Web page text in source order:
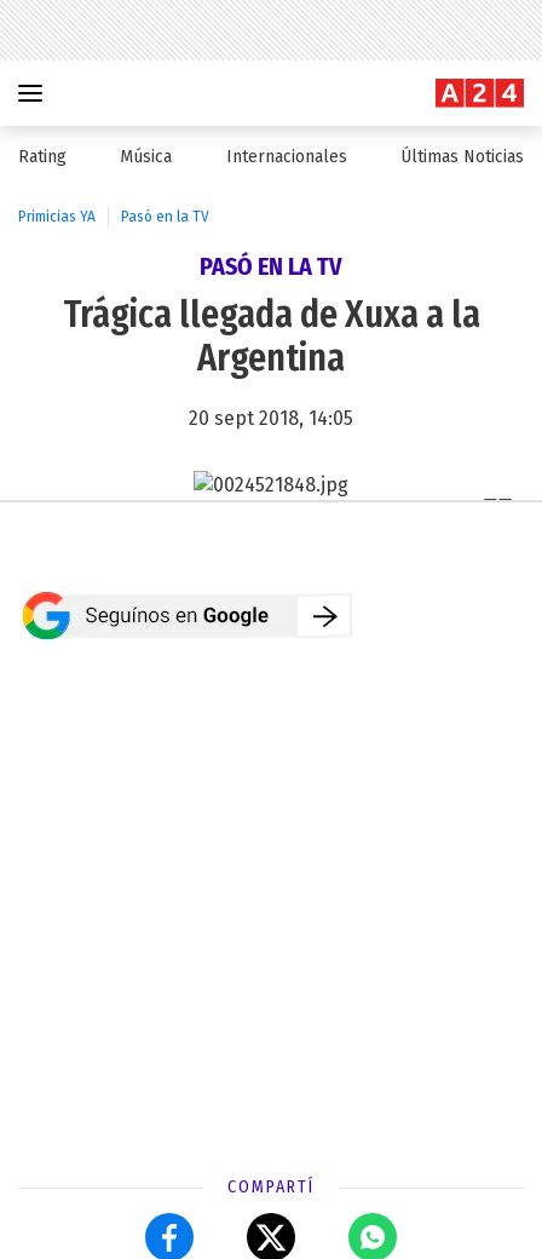
Rating Música Internacionales Últimas Noticias
Primicias YA Pasó en la TV
PASÓ EN LA TV
Trágica llegada de Xuxa a la
Argentina
20 sept 2018, 14:05
COMPARTÍ